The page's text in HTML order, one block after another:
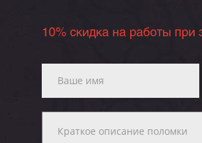
10% скидка на работы при